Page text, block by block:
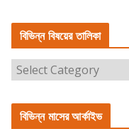
বিভিন্ন বিষয়ের তালিকা
ভি
ন্ন
বিভিন্ন মাসের আর্কাইভ